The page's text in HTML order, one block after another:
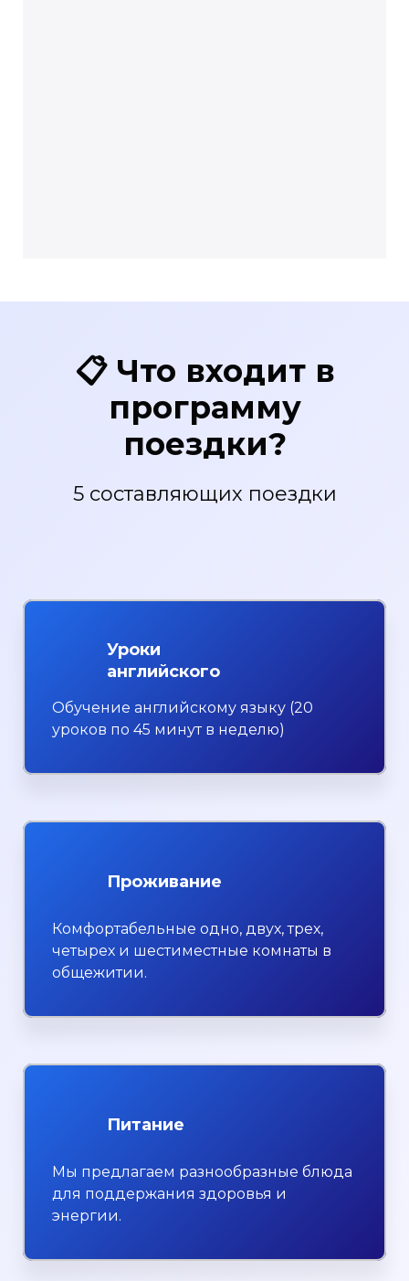
📋 Что входит в
программу
поездки?
5 составляющих поездки
Уроки
английского
Обучение английскому языку (20
уроков по 45 минут в неделю)
Проживание
Комфортабельные одно, двух, трех,
четырех и шестиместные комнаты в
общежитии.
Питание
Мы предлагаем разнообразные блюда
для поддержания здоровья и
энергии.